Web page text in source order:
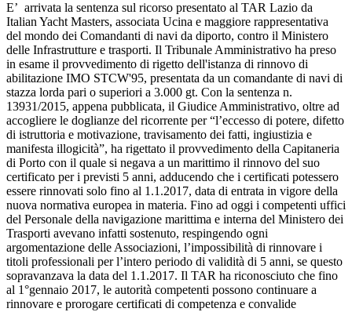
E’ arrivata la sentenza sul ricorso presentato al TAR Lazio da
Italian Yacht Masters, associata Ucina e maggiore rappresentativa
del mondo dei Comandanti di navi da diporto, contro il Ministero
delle Infrastrutture e trasporti. Il Tribunale Amministrativo ha preso
in esame il provvedimento di rigetto dell'istanza di rinnovo di
abilitazione IMO STCW'95, presentata da un comandante di navi di
stazza lorda pari o superiori a 3.000 gt. Con la sentenza n.
13931/2015, appena pubblicata, il Giudice Amministrativo, oltre ad
accogliere le doglianze del ricorrente per “l’eccesso di potere, difetto
di istruttoria e motivazione, travisamento dei fatti, ingiustizia e
manifesta illogicità”, ha rigettato il provvedimento della Capitaneria
di Porto con il quale si negava a un marittimo il rinnovo del suo
certificato per i previsti 5 anni, adducendo che i certificati potessero
essere rinnovati solo fino al 1.1.2017, data di entrata in vigore della
nuova normativa europea in materia. Fino ad oggi i competenti uffici
del Personale della navigazione marittima e interna del Ministero dei
Trasporti avevano infatti sostenuto, respingendo ogni
argomentazione delle Associazioni, l’impossibilità di rinnovare i
titoli professionali per l’intero periodo di validità di 5 anni, se questo
sopravanzava la data del 1.1.2017. Il TAR ha riconosciuto che fino
al 1°gennaio 2017, le autorità competenti possono continuare a
rinnovare e prorogare certificati di competenza e convalide